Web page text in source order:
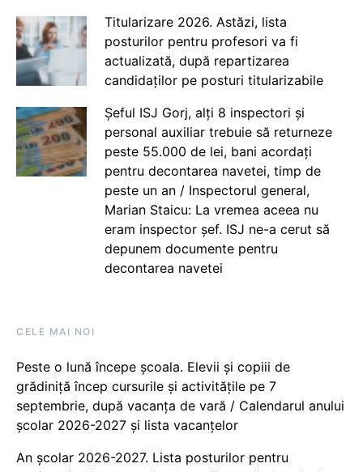
Titularizare 2026. Astăzi, lista
posturilor pentru profesori va fi
actualizată, după repartizarea
candidaților pe posturi titularizabile
Șeful ISJ Gorj, alți 8 inspectori și
personal auxiliar trebuie să returneze
peste 55.000 de lei, bani acordați
pentru decontarea navetei, timp de
peste un an / Inspectorul general,
Marian Staicu: La vremea aceea nu
eram inspector șef. ISJ ne-a cerut să
depunem documente pentru
decontarea navetei
CELE MAI NOI
Peste o lună începe școala. Elevii și copiii de
grădiniță încep cursurile și activitățile pe 7
septembrie, după vacanța de vară / Calendarul anului
școlar 2026-2027 și lista vacanțelor
An școlar 2026-2027. Lista posturilor pentru